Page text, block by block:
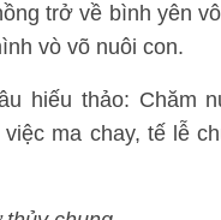
trở về bình yên
vò võ nuôi con.
hiếu thảo: Chăm
việc ma chay, tế lễ